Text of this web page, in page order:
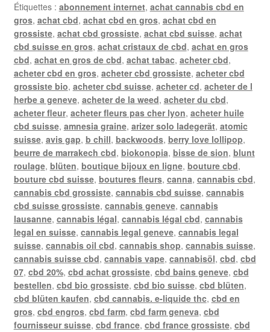
Étiquettes : abonnement internet, achat cannabis cbd en
gros, achat cbd, achat cbd en gros, achat cbd en
grossiste, achat cbd grossiste, achat cbd suisse, achat
cbd suisse en gros, achat cristaux de cbd, achat en gros
cbd, achat en gros de cbd, achat tabac, acheter cbd,
acheter cbd en gros, acheter cbd grossiste, acheter cbd
grossiste bio, acheter cbd suisse, acheter cd, acheter de l
herbe a geneve, acheter de la weed, acheter du cbd,
acheter fleur, acheter fleurs pas cher lyon, acheter huile
cbd suisse, amnesia graine, arizer solo ladegerät, atomic
suisse, avis gap, b chill, backwoods, berry love lollipop,
beurre de marrakech cbd, biokonopia, bisse de sion, blunt
roulage, blüten, boutique bijoux en ligne, bouture cbd,
bouture cbd suisse, boutures fleurs, canna, cannabis cbd,
cannabis cbd grossiste, cannabis cbd suisse, cannabis
cbd suisse grossiste, cannabis geneve, cannabis
lausanne, cannabis légal, cannabis légal cbd, cannabis
legal en suisse, cannabis legal geneve, cannabis legal
suisse, cannabis oil cbd, cannabis shop, cannabis suisse,
cannabis suisse cbd, cannabis vape, cannabisöl, cbd, cbd
07, cbd 20%, cbd achat grossiste, cbd bains geneve, cbd
bestellen, cbd bio grossiste, cbd bio suisse, cbd blüten,
cbd blüten kaufen, cbd cannabis. e-liquide thc, cbd en
gros, cbd engros, cbd farm, cbd farm geneva, cbd
fournisseur suisse, cbd france, cbd france grossiste, cbd